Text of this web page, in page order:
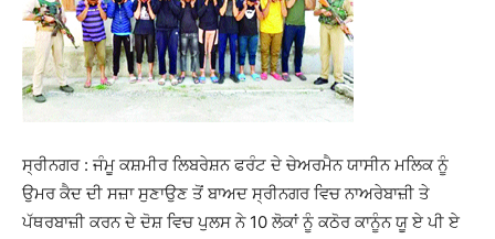
ਸ੍ਰੀਨਗਰ : ਜੰਮੂ ਕਸ਼ਮੀਰ ਲਿਬਰੇਸ਼ਨ ਫਰੰਟ ਦੇ ਚੇਅਰਮੈਨ ਯਾਸੀਨ ਮਲਿਕ ਨੂੰ
ਉਮਰ ਕੈਦ ਦੀ ਸਜ਼ਾ ਸੁਣਾਉਣ ਤੋਂ ਬਾਅਦ ਸ੍ਰੀਨਗਰ ਵਿਚ ਨਾਅਰੇਬਾਜ਼ੀ ਤੇ
ਪੱਥਰਬਾਜ਼ੀ ਕਰਨ ਦੇ ਦੋਸ਼ ਵਿਚ ਪੁਲਸ ਨੇ 10 ਲੋਕਾਂ ਨੂੰ ਕਠੋਰ ਕਾਨੂੰਨ ਯੂ ਏ ਪੀ ਏ